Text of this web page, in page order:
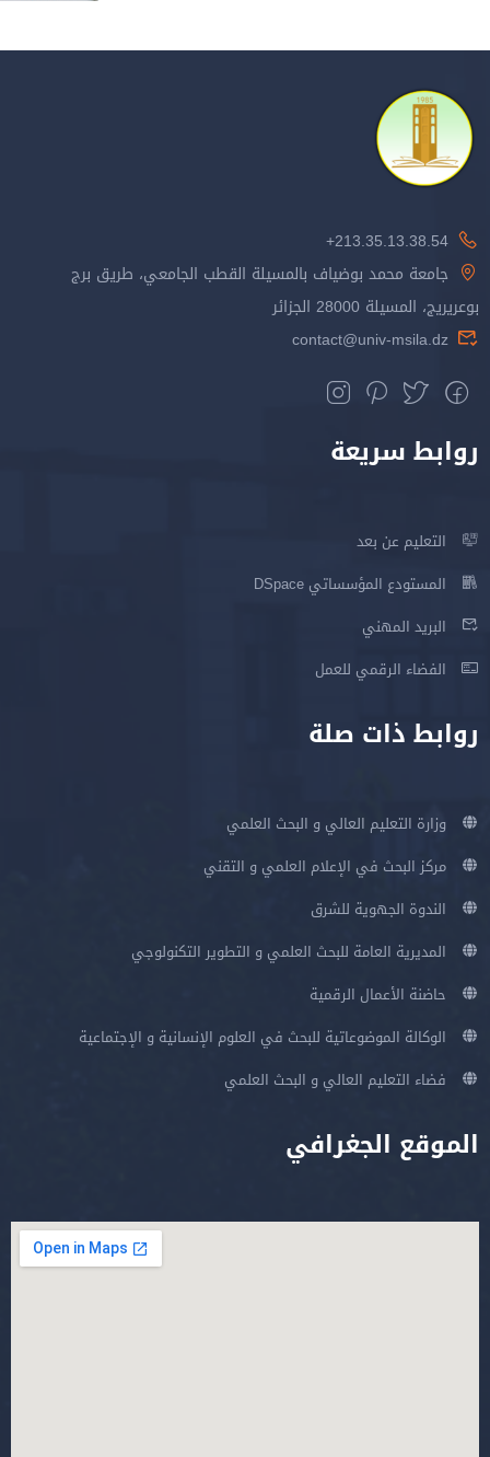
213.35.13.38.54+
جامعة محمد بوضياف بالمسيلة القطب الجامعي، طريق برج
بوعريريج، المسيلة 28000 الجزائر
contact@univ-msila.dz
روابط سريعة
التعليم عن بعد
المستودع المؤسساتي DSpace
البريد المهني
الفضاء الرقمي للعمل
روابط ذات صلة
وزارة التعليم العالي و البحث العلمي
مركز البحث في الإعلام العلمي و التقني
الندوة الجهوية للشرق
المديرية العامة للبحث العلمي و التطوير التكنولوجي
حاضنة الأعمال الرقمية
الوكالة الموضوعاتية للبحث في العلوم الإنسانية و الإجتماعية
فضاء التعليم العالي و البحث العلمي
الموقع الجغرافي